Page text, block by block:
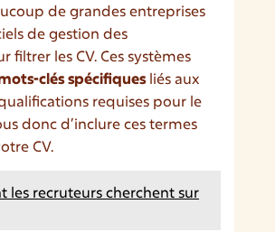
de grandes entreprises
de gestion des
filtrer les CV. Ces systèmes
clés spécifiquesliés aux
requises pour le
donc d’inclure ces termes
CV.
les recruteurs cherchent sur